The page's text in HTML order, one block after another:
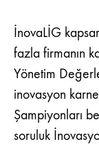
İnovaLİG
fazla firmanın
Yönetim
inovasyon
Şampiyonları
soruluk